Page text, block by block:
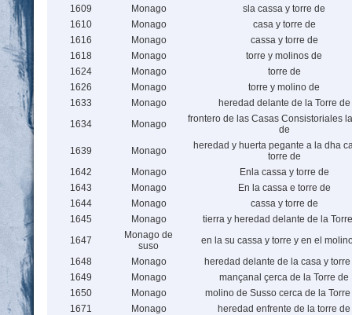
1609
Monago
sla cassa y torre de
1610
Monago
casa y torre de
1616
Monago
cassa y torre de
1618
Monago
torre y molinos de
1624
Monago
torre de
1626
Monago
torre y molino de
1633
Monago
heredad delante de la Torre de
1634
Monago
frontero de las Casas Consistoriales
de
1639
Monago
heredad y huerta pegante a la dha
torre de
1642
Monago
Enla cassa y torre de
1643
Monago
En la cassa e torre de
1644
Monago
cassa y torre de
1645
Monago
tierra y heredad delante de la
1647
Monago de
suso
en la su cassa y torre y en el
1648
Monago
heredad delante de la casa y
1649
Monago
mançanal çerca de la Torre de
1650
Monago
molino de Susso cerca de la Torre
1671
Monago
heredad enfrente de la torre de